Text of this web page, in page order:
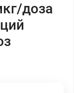
доза